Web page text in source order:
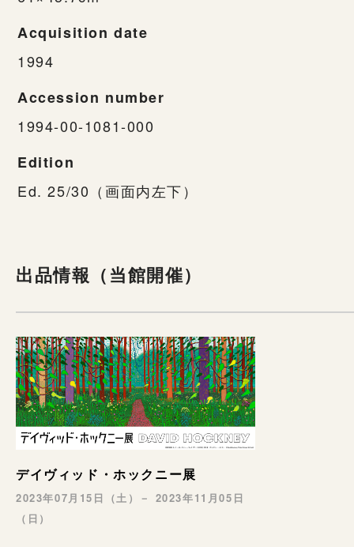
Acquisition date
1994
Accession number
1994-00-1081-000
Edition
Ed. 25/30（画面内左下）
出品情報（当館開催）
デイヴィッド・ホックニー展
2023年07月15日（土）－ 2023年11月05日
（日）